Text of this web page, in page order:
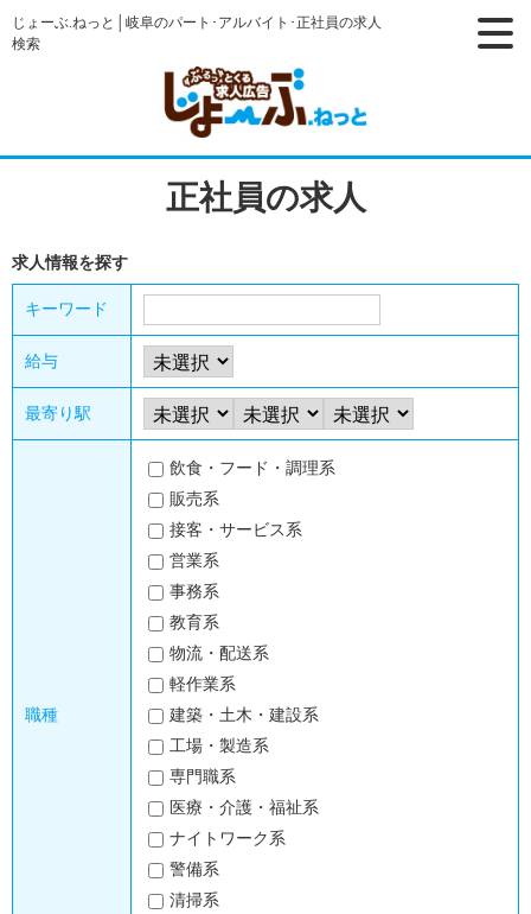
じょーぶ.ねっと│岐阜のパート･アルバイト･正社員の求人
検索
正社員の求人
求人情報を探す
キーワード
給与
最寄り駅
職種
飲食・フード・調理系
販売系
接客・サービス系
営業系
事務系
教育系
物流・配送系
軽作業系
建築・土木・建設系
工場・製造系
専門職系
医療・介護・福祉系
ナイトワーク系
警備系
清掃系